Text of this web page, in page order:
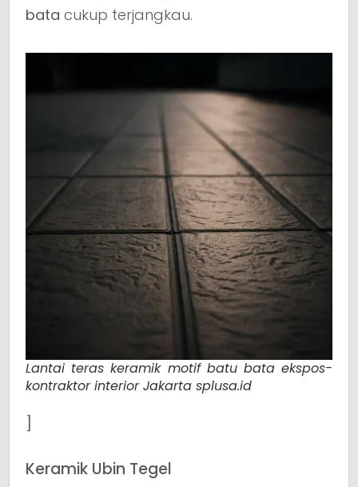
bata cukup terjangkau.
Lantai teras keramik motif batu bata ekspos-
kontraktor interior Jakarta splusa.id
]
Keramik Ubin Tegel